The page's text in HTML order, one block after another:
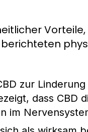
zur
dass CBD
im